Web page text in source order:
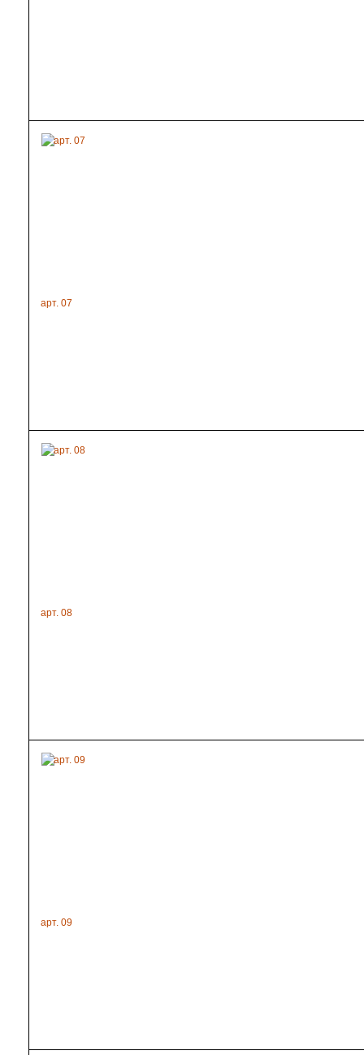
арт. 07
арт. 08
арт. 09